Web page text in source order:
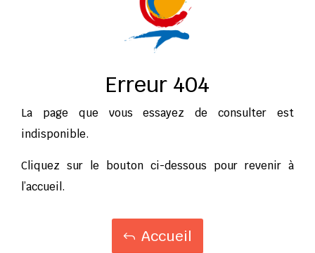
Erreur 404
La page que vous essayez de consulter est
indisponible.
Cliquez sur le bouton ci-dessous pour revenir à
l’accueil.
Accueil